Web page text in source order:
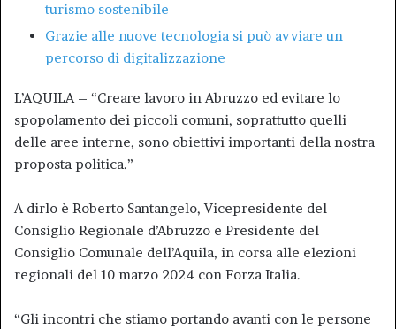
turismo sostenibile
Grazie alle nuove tecnologia si può avviare un
percorso di digitalizzazione
L’AQUILA – “Creare lavoro in Abruzzo ed evitare lo
spopolamento dei piccoli comuni, soprattutto quelli
delle aree interne, sono obiettivi importanti della nostra
proposta politica.”
A dirlo è Roberto Santangelo, Vicepresidente del
Consiglio Regionale d’Abruzzo e Presidente del
Consiglio Comunale dell’Aquila, in corsa alle elezioni
regionali del 10 marzo 2024 con Forza Italia.
“Gli incontri che stiamo portando avanti con le persone